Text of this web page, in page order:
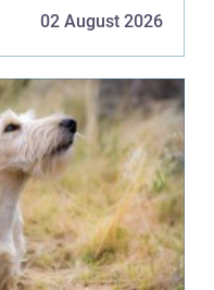
02 August 2026